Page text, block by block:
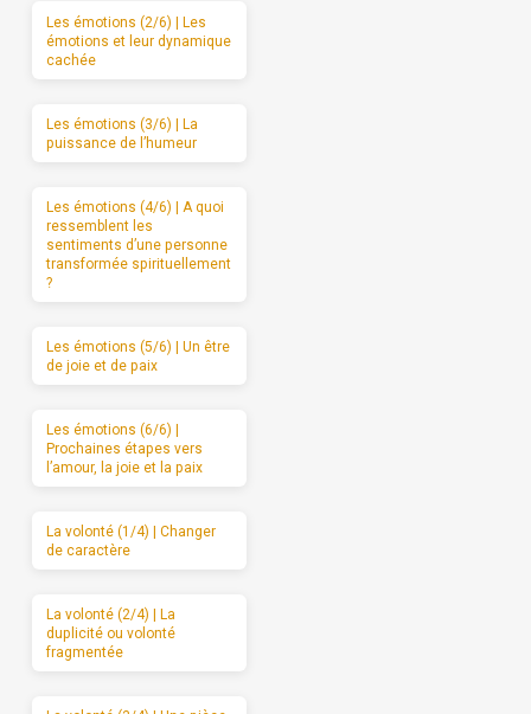
Les émotions (2/6) | Les
émotions et leur dynamique
cachée
Les émotions (3/6) | La
puissance de l’humeur
Les émotions (4/6) | A quoi
ressemblent les
sentiments d’une personne
transformée spirituellement
?
Les émotions (5/6) | Un être
de joie et de paix
Les émotions (6/6) |
Prochaines étapes vers
l’amour, la joie et la paix
La volonté (1/4) | Changer
de caractère
La volonté (2/4) | La
duplicité ou volonté
fragmentée